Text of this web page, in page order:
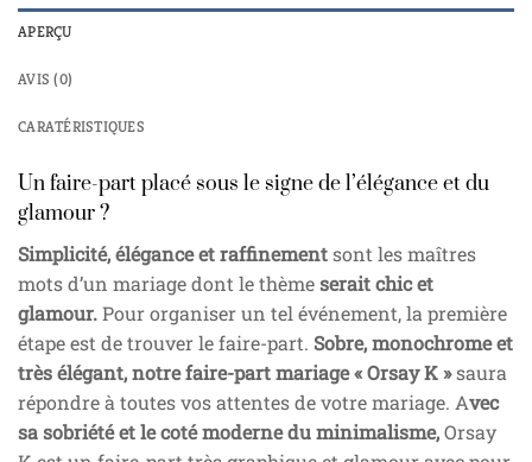
APERÇU
AVIS (0)
CARATÉRISTIQUES
Un faire-part placé sous le signe de l’élégance et du
glamour ?
Simplicité, élégance et raffinementsont les maîtres
mots d’un mariage dont le thèmeserait chic et
glamour.Pour organiser un tel événement, la première
étape est de trouver le faire-part. Sobre, monochrome et
très élégant, notre faire-part mariage « Orsay K »saura
répondre à toutes vos attentes de votre mariage. Avec
sa sobriété et le coté moderne du minimalisme,Orsay